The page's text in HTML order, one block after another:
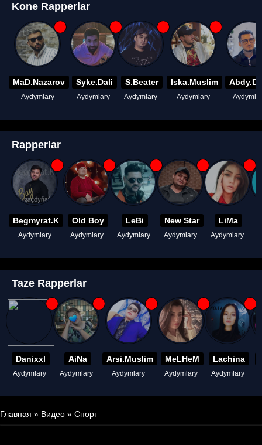
Kone Rapperlar
MaD.Nazarov
Aydymlary
Syke.Dali
Aydymlary
S.Beater
Aydymlary
Iska.Muslim
Aydymlary
Rapperlar
Begmyrat.K
Aydymlary
Old Boy
Aydymlary
LeBi
Aydymlary
New Star
Aydymlary
LiMa
Aydymlary
Taze Rapperlar
Danixxl
Aydymlary
AiNa
Aydymlary
Arsi.Muslim
Aydymlary
MeLHeM
Aydymlary
Lachina
Aydymlary
Главная » Видео » Спорт